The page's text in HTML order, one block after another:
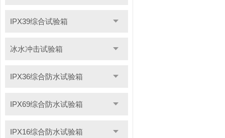
IPX39综合试验箱
冰水冲击试验箱
IPX36综合防水试验箱
IPX69综合防水试验箱
IPX16综合防水试验箱